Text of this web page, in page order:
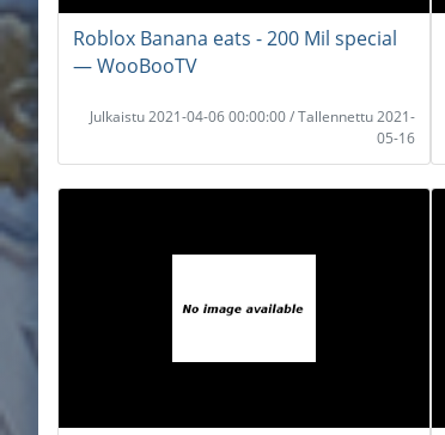
Roblox Banana eats - 200 Mil special
― WooBooTV
Julkaistu 2021-04-06 00:00:00 / Tallennettu 2021-
05-16